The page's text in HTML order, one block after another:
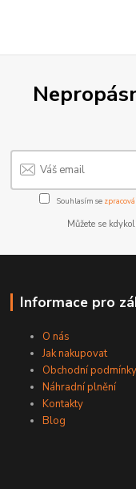
Souhlasím se
Můžete se
Informace pro
O nás
Jak nakupovat
Obchodní podmínky
Náhradní plnění
Kontakty
Blog